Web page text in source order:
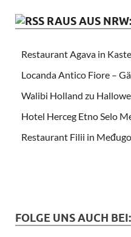
RAUS AUS NRW:
Restaurant Agava in
Locanda Antico Fiore –
Walibi Holland zu
Hotel Herceg Etno Selo
Restaurant Filii in
FOLGE UNS AUCH BEI: